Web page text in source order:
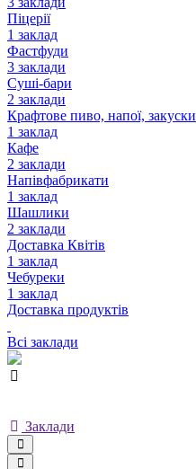
Піцерії
1 заклад
Фастфуди
3 заклади
Суші-бари
2 заклади
Крафтове пиво, напої, закуски
1 заклад
Кафе
2 заклади
Напівфабрикати
1 заклад
Шашлики
2 заклади
Доставка Квітів
1 заклад
Чебуреки
1 заклад
Доставка продуктів
Всі заклади
Заклади